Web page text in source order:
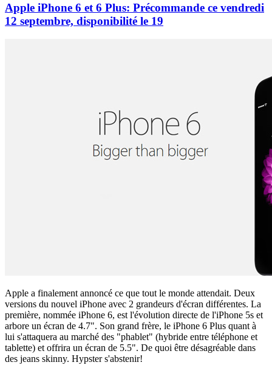
Apple iPhone 6 et 6 Plus: Précommande ce vendredi
12 septembre, disponibilité le 19
Apple a finalement annoncé ce que tout le monde attendait. Deux
versions du nouvel iPhone avec 2 grandeurs d'écran différentes. La
première, nommée iPhone 6, est l'évolution directe de l'iPhone 5s et
arbore un écran de 4.7". Son grand frère, le iPhone 6 Plus quant à
lui s'attaquera au marché des "phablet" (hybride entre téléphone et
tablette) et offrira un écran de 5.5". De quoi être désagréable dans
des jeans skinny. Hypster s'abstenir!